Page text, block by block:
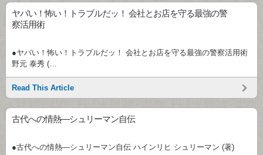
ヤバい！怖い！トラブルだッ！ 会社とお店を守る最強の警
察活用術
●ヤバい！怖い！トラブルだッ！ 会社とお店を守る最強の警察活用術
野元 泰秀 (…
Read This Article
古代への情熱―シュリーマン自伝
●古代への情熱―シュリーマン自伝 ハインリヒ シュリーマン (著)